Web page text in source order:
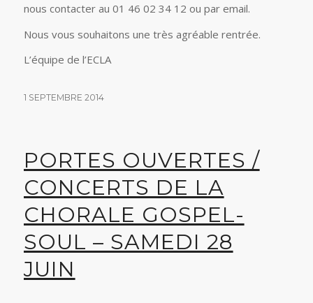
nous contacter au 01 46 02 34 12 ou par email.
Nous vous souhaitons une très agréable rentrée.
L’équipe de l’ECLA
1 SEPTEMBRE 2014
PORTES OUVERTES /
CONCERTS DE LA
CHORALE GOSPEL-
SOUL – SAMEDI 28
JUIN